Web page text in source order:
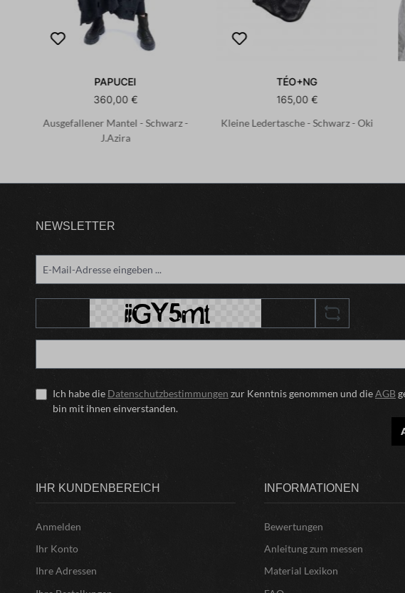
PAPUCEI
360,00 €
Ausgefallener Mantel - Schwarz -
J.Azira
TÉO+NG
165,00 €
Kleine Ledertasche - Schwarz - Oki
NEWSLETTER
Ich habe die Datenschutzbestimmungen zur Kenntnis genommen und dieAGB
bin mit ihnen einverstanden.
IHR KUNDENBEREICH
Anmelden
Ihr Konto
Ihre Adressen
INFORMATIONEN
Bewertungen
Anleitung zum messen
Material Lexikon